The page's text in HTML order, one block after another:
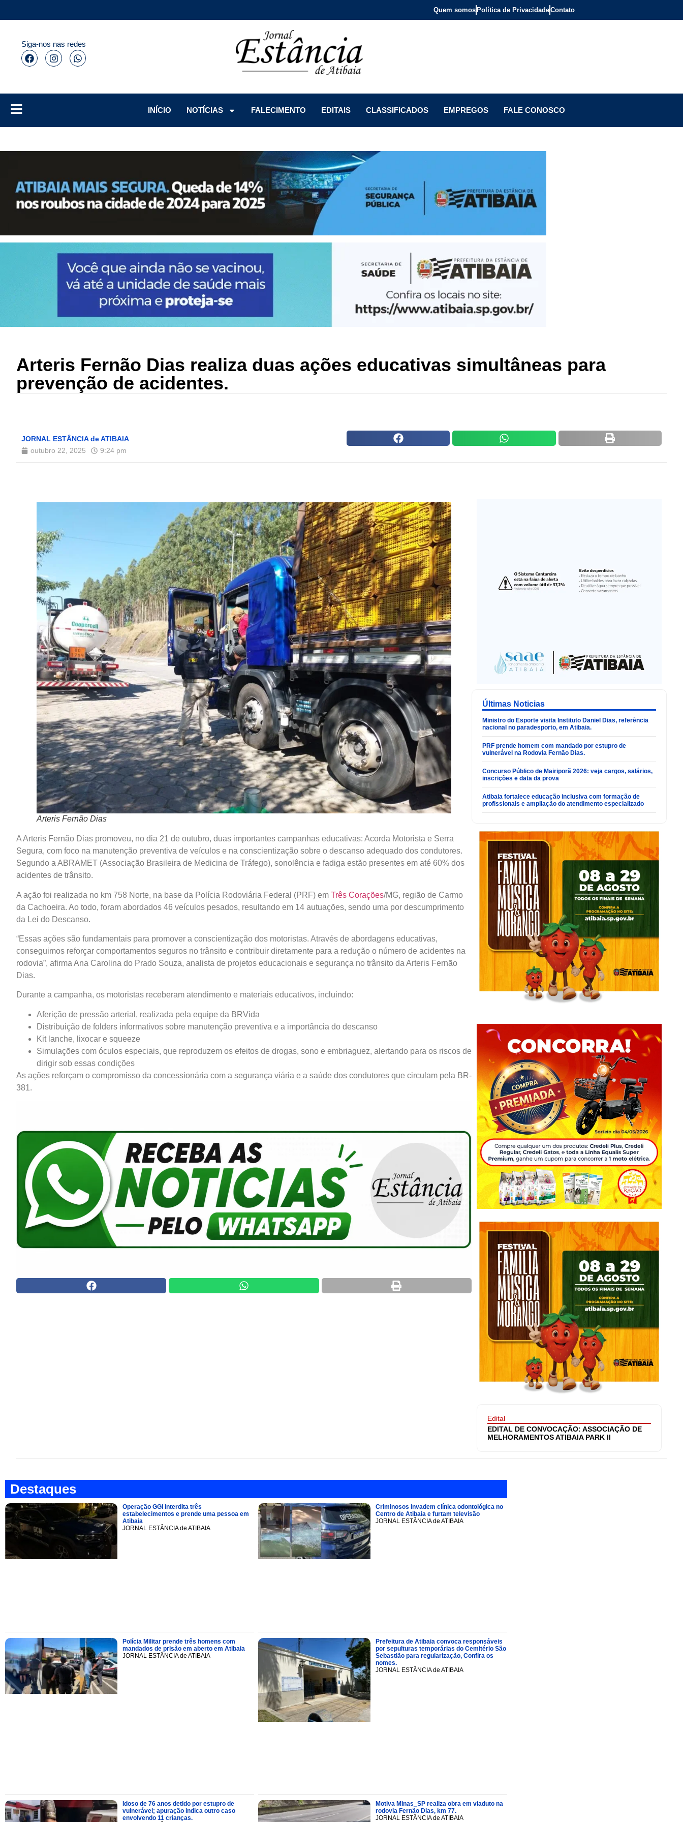
Quem somos Política de PrivacidadeContato
Siga-nos nas redes
INÍCIO
NOTÍCIAS FALECIMENTO EDITAIS CLASSIFICADOS EMPREGOS FALE CONOSCO
Arteris Fernão Dias realiza duas ações educativas simultâneas para
prevenção de acidentes.
JORNAL ESTÂNCIA de ATIBAIA
outubro 22, 2025
9:24 pm
Arteris Fernão Dias
A Arteris Fernão Dias promoveu, no dia 21 de outubro, duas importantes campanhas educativas: Acorda Motorista e Serra
Segura, com foco na manutenção preventiva de veículos e na conscientização sobre o descanso adequado dos condutores.
Segundo a ABRAMET (Associação Brasileira de Medicina de Tráfego), sonolência e fadiga estão presentes em até 60% dos
acidentes de trânsito.
A ação foi realizada no km 758 Norte, na base da Polícia Rodoviária Federal (PRF) em Três Corações/MG, região de Carmo
da Cachoeira. Ao todo, foram abordados 46 veículos pesados, resultando em 14 autuações, sendo uma por descumprimento
da Lei do Descanso.
“Essas ações são fundamentais para promover a conscientização dos motoristas. Através de abordagens educativas,
conseguimos reforçar comportamentos seguros no trânsito e contribuir diretamente para a redução o número de acidentes na
rodovia”, afirma Ana Carolina do Prado Souza, analista de projetos educacionais e segurança no trânsito da Arteris Fernão
Dias.
Durante a campanha, os motoristas receberam atendimento e materiais educativos, incluindo:
Aferição de pressão arterial, realizada pela equipe da BRVida
Distribuição de folders informativos sobre manutenção preventiva e a importância do descanso
Kit lanche, lixocar e squeeze
Simulações com óculos especiais, que reproduzem os efeitos de drogas, sono e embriaguez, alertando para os riscos de
dirigir sob essas condições
As ações reforçam o compromisso da concessionária com a segurança viária e a saúde dos condutores que circulam pela BR-
381.
Últimas Noticias
Ministro do Esporte visita Instituto Daniel Dias, referência
nacional no paradesporto, em Atibaia.
PRF prende homem com mandado por estupro de
vulnerável na Rodovia Fernão Dias.
Concurso Público de Mairiporã 2026: veja cargos, salários,
inscrições e data da prova
Atibaia fortalece educação inclusiva com formação de
profissionais e ampliação do atendimento especializado
Edital
EDITAL DE CONVOCAÇÃO: ASSOCIAÇÃO DE
MELHORAMENTOS ATIBAIA PARK II
Destaques
Operação GGI interdita três
estabelecimentos e prende uma pessoa em
Atibaia
JORNAL ESTÂNCIA de ATIBAIA
Criminosos invadem clínica odontológica no
Centro de Atibaia e furtam televisão
JORNAL ESTÂNCIA de ATIBAIA
Polícia Militar prende três homens com
mandados de prisão em aberto em Atibaia
JORNAL ESTÂNCIA de ATIBAIA
Prefeitura de Atibaia convoca responsáveis
por sepulturas temporárias do Cemitério São
Sebastião para regularização, Confira os
nomes.
JORNAL ESTÂNCIA de ATIBAIA
Idoso de 76 anos detido por estupro de
vulnerável; apuração indica outro caso
envolvendo 11 crianças.
Motiva Minas_SP realiza obra em viaduto na
rodovia Fernão Dias, km 77.
JORNAL ESTÂNCIA de ATIBAIA